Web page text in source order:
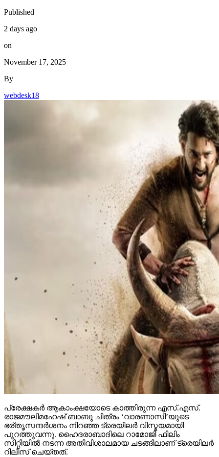
Published
2 days ago
on
November 17, 2025
By
webdesk18
പ്രേക്ഷകര്‍ ആകാംക്ഷയോടെ കാത്തിരുന്ന എസ്.എസ്.
രാജമൗലിമഹേഷ് ബാബു ചിത്രം ‘വാരണാസി’യുടെ
ഭര്തൃസന്ദര്‍ശനം നിറഞ്ഞ ട്രെയിലര്‍ വിസ്മയമായി
പുറത്തുവന്നു. ഹൈദരാബാദിലെ റാമോജി ഫിലിം
സിറ്റിയില്‍ നടന്ന അതിവിശാലമായ ചടങ്ങിലാണ് ട്രെയിലര്‍
റിലീസ് ചെയ്തത്.